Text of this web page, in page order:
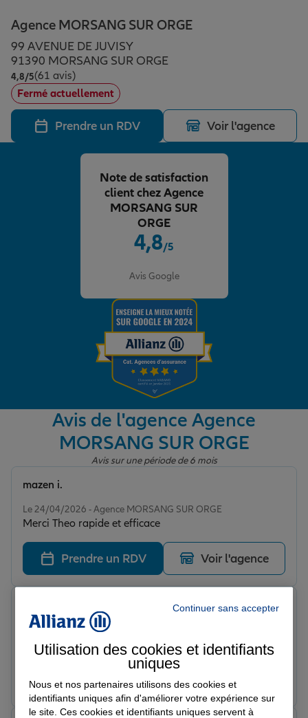
Assurance animal de compagnie
Protection juridique
Plan épargne retraite
Assurance vie
Placements financiers
Investissements immobiliers
Vos projets
Partir en vacances
Déménager
Changer de voiture
Préparer l’avenir
Conseil assurance
Garantie des accidents de la vie
Protection juridique
Retraite
Tous nos devis d'assurance
Agence MORSANG SUR ORGE
99 AVENUE DE JUVISY
91390 MORSANG SUR ORGE
4,8/5Note de 4.8 sur 5
(61 avis)
Fermé actuellement
Prendre un RDV Voir l'agence
4,8/5
Avis Google
Note de satisfaction
client chez Agence
MORSANG SUR
ORGE
Avis de l'agence Agence
MORSANG SUR ORGE
Avis sur une période de 6 mois
Le 24/04/2026 - Agence MORSANG SUR ORGE
Merci Theo rapide et efficace
mazen i.
Prendre un RDV Voir l'agence
Note de 5 sur 5
Le 20/03/2026 - Agence MORSANG SUR ORGE
Une conseillère très agréable et patiente.
Prendre un RDV Voir l'agence
Continuer sans accepter
Utilisation des cookies et identifiants
uniques
Nous et nos partenaires utilisons des cookies et
identifiants uniques afin d'améliorer votre expérience sur
le site. Ces cookies et identifiants uniques servent à